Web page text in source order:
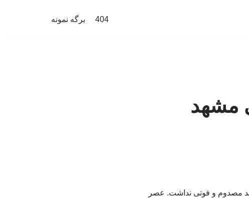
404 برگه نمونه
مشهد
مصدوم و فوتی نداشت. عصر